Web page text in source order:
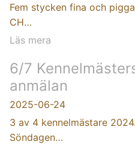
Fem stycken fina och
CH…
Läs mera
6/7
anmälan
2025-06-24
3 av 4 kennelmästare
Söndagen…